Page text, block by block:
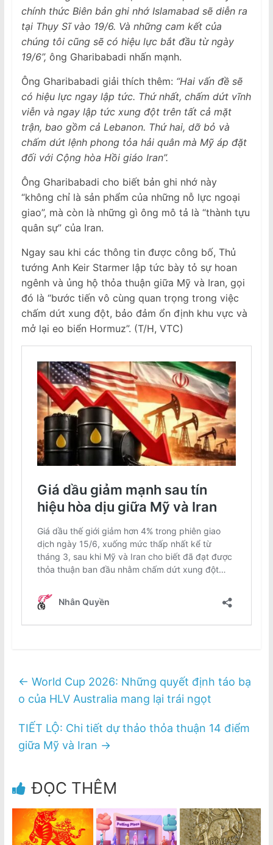
chính thức Biên bản ghi nhớ Islamabad sẽ diễn ra
tại Thụy Sĩ vào 19/6. Và những cam kết của
chúng tôi cũng sẽ có hiệu lực bắt đầu từ ngày
19/6”, ông Gharibabadi nhấn mạnh.
Ông Gharibabadi giải thích thêm: “Hai vấn đề sẽ
có hiệu lực ngay lập tức. Thứ nhất, chấm dứt vĩnh
viễn và ngay lập tức xung đột trên tất cả mặt
trận, bao gồm cả Lebanon. Thứ hai, dỡ bỏ và
chấm dứt lệnh phong tỏa hải quân mà Mỹ áp đặt
đối với Cộng hòa Hồi giáo Iran”.
Ông Gharibabadi cho biết bản ghi nhớ này
“không chỉ là sản phẩm của những nỗ lực ngoại
giao”, mà còn là những gì ông mô tả là “thành tựu
quân sự” của Iran.
Ngay sau khi các thông tin được công bố, Thủ
tướng Anh Keir Starmer lập tức bày tỏ sự hoan
ngênh và ủng hộ thỏa thuận giữa Mỹ và Iran, gọi
đó là “bước tiến vô cùng quan trọng trong việc
chấm dứt xung đột, bảo đảm ổn định khu vực và
mở lại eo biển Hormuz”. (T/H, VTC)
← World Cup 2026: Những quyết định táo bạ
o của HLV Australia mang lại trái ngọt
TIẾT LỘ: Chi tiết dự thảo thỏa thuận 14 điểm
giữa Mỹ và Iran →
ĐỌC THÊM